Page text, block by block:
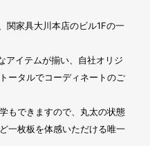
関家具大川本店のビル1Fの一
アイテムが揃い、自社オリジ
ータルでコーディネートのご
もできますので、丸太の状態
一枚板を体感いただける唯一